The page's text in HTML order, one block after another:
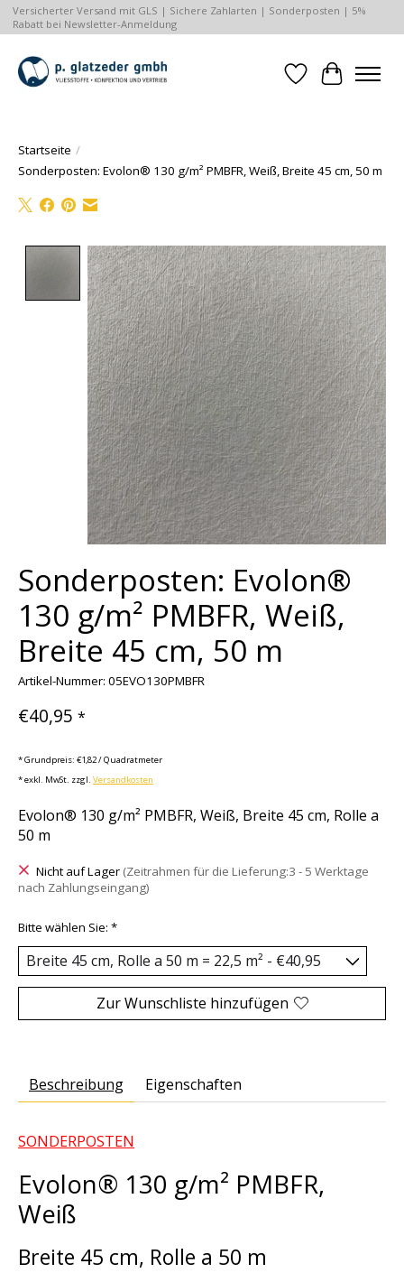
Versicherter Versand mit GLS | Sichere Zahlarten | Sonderposten | 5%
Rabatt bei Newsletter-Anmeldung
Wunschzettel
Ihr
Startseite /
Sonderposten: Evolon® 130 g/m² PMBFR, Weiß, Breite 45 cm, 50 m
Product image slideshow Items
Sonderposten: Evolon®
130 g/m² PMBFR, Weiß,
Breite 45 cm, 50 m
Artikel-Nummer: 05EVO130PMBFR
€40,95 *
* Grundpreis: €1,82 / Quadratmeter
* exkl. MwSt. zzgl. Versandkosten
Evolon® 130 g/m² PMBFR, Weiß, Breite 45 cm, Rolle a
50 m
Nicht auf Lager (Zeitrahmen für die Lieferung:3 - 5 Werktage
nach Zahlungseingang)
Bitte wählen Sie: *
Zur Wunschliste hinzufügen
Beschreibung Eigenschaften
SONDERPOSTEN
Evolon® 130 g/m² PMBFR,
Weiß
Breite 45 cm, Rolle a 50 m